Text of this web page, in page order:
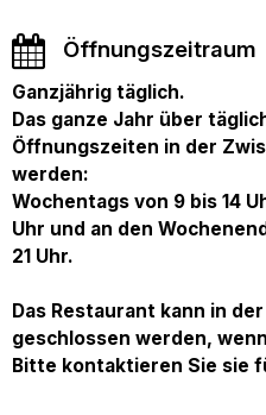
Öffnungszeitraum
Ganzjährig täglich.
Das ganze Jahr über
Öffnungszeiten in der
werden:
Wochentags von 9 bis 14
Uhr und an den
21 Uhr.
Das Restaurant kann in
geschlossen werden,
Bitte kontaktieren Sie sie